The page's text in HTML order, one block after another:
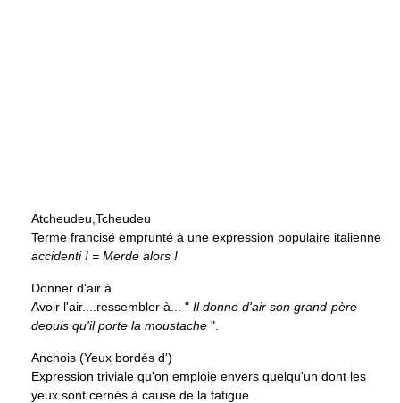
Atcheudeu,Tcheudeu
Terme francisé emprunté à une expression populaire italienne
accidenti ! = Merde alors !
Donner d'air à
Avoir l'air....ressembler à... " Il donne d'air son grand-père
depuis qu'il porte la moustache ".
Anchois (Yeux bordés d')
Expression triviale qu'on emploie envers quelqu'un dont les
yeux sont cernés à cause de la fatigue.